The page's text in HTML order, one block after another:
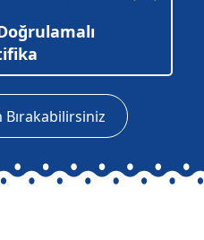
Bırakabilirsiniz